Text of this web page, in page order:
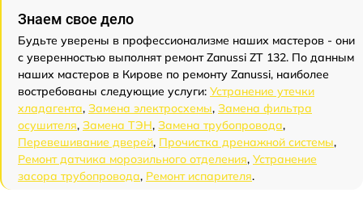
Знаем свое дело
Будьте уверены в профессионализме наших мастеров - они
с уверенностью выполнят ремонт Zanussi ZT 132. По данным
наших мастеров в Кирове по ремонту Zanussi, наиболее
востребованы следующие услуги: Устранение утечки
хладагента, Замена электросхемы, Замена фильтра
осушителя, Замена ТЭН, Замена трубопровода,
Перевешивание дверей, Прочистка дренажной системы,
Ремонт датчика морозильного отделения, Устранение
засора трубопровода, Ремонт испарителя.